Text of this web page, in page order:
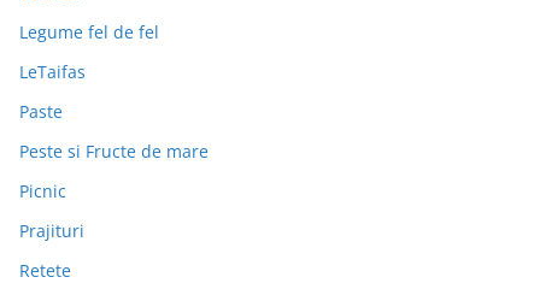
Legume fel de fel
LeTaifas
Paste
Peste si Fructe de mare
Picnic
Prajituri
Retete